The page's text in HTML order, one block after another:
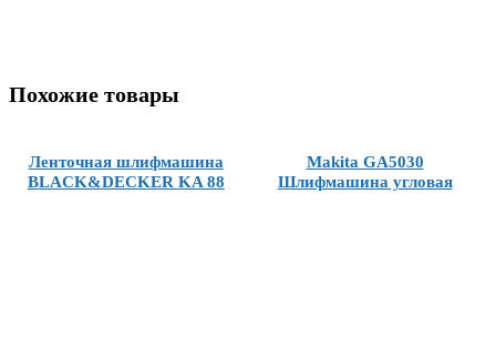
Похожие товары
Ленточная шлифмашина
BLACK&DECKER KA 88
Makita GA5030
Шлифмашина угловая